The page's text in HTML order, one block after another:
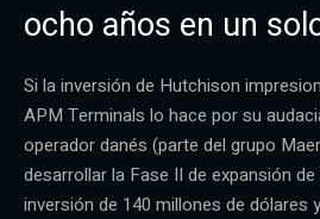
ocho años en un
Si la inversión de Hutchison
APM Terminals lo hace por su
operador danés (parte del grupo
desarrollar la Fase II de expansión
inversión de 140 millones de dólares